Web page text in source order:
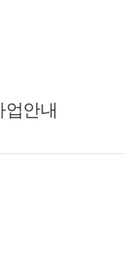
업안내